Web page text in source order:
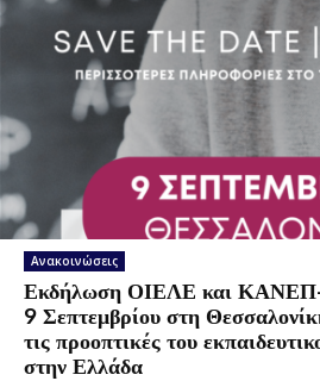
Ανακοινώσεις
Εκδήλωση ΟΙΕΛΕ και
9 Σεπτεμβρίου στη
τις προοπτικές του
στην Ελλάδα